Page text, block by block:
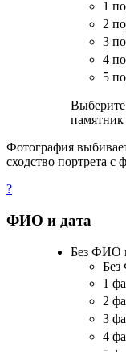
1
2
3
4
5
Выберите
памятник
Фотография
сходство портрета с
?
ФИО и дата
Без ФИО
1
2
3
4